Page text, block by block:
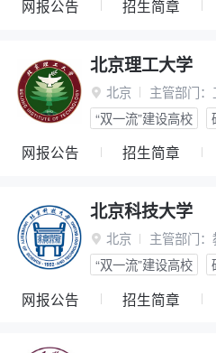
网报公告 招生简章
北京理工大学
 北京 主管部门：
“双一流”建设高校
网报公告 招生简章
北京科技大学
 北京 主管部门：
“双一流”建设高校
网报公告 招生简章